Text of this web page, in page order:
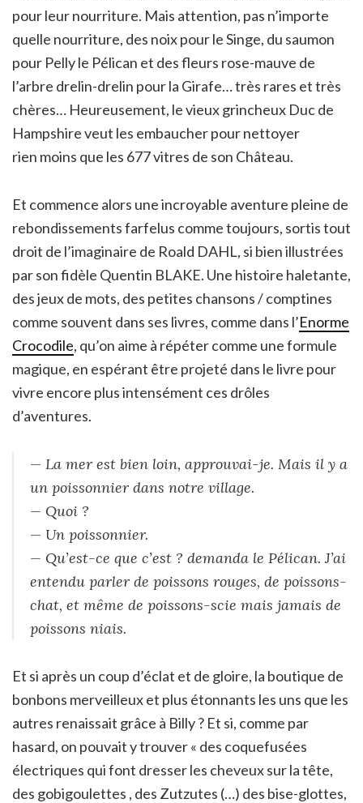
pour leur nourriture. Mais attention, pas n’importe
quelle nourriture, des noix pour le Singe, du saumon
pour Pelly le Pélican et des fleurs rose-mauve de
l’arbre drelin-drelin pour la Girafe… très rares et très
chères… Heureusement, le vieux grincheux Duc de
Hampshire veut les embaucher pour nettoyer
rien moins que les 677 vitres de son Château.
Et commence alors une incroyable aventure pleine de
rebondissements farfelus comme toujours, sortis tout
droit de l’imaginaire de Roald DAHL, si bien illustrées
par son fidèle Quentin BLAKE. Une histoire haletante,
des jeux de mots, des petites chansons / comptines
comme souvent dans ses livres, comme dans l’Enorme
Crocodile, qu’on aime à répéter comme une formule
magique, en espérant être projeté dans le livre pour
vivre encore plus intensément ces drôles
d’aventures.
— La mer est bien loin, approuvai-je. Mais il y a
un poissonnier dans notre village.
— Quoi ?
— Un poissonnier.
— Qu’est-ce que c’est ? demanda le Pélican. J’ai
entendu parler de poissons rouges, de poissons-
chat, et même de poissons-scie mais jamais de
poissons niais.
Et si après un coup d’éclat et de gloire, la boutique de
bonbons merveilleux et plus étonnants les uns que les
autres renaissait grâce à Billy ? Et si, comme par
hasard, on pouvait y trouver « des coquefusées
électriques qui font dresser les cheveux sur la tête,
des gobigoulettes , des Zutzutes (…) des bise-glottes,